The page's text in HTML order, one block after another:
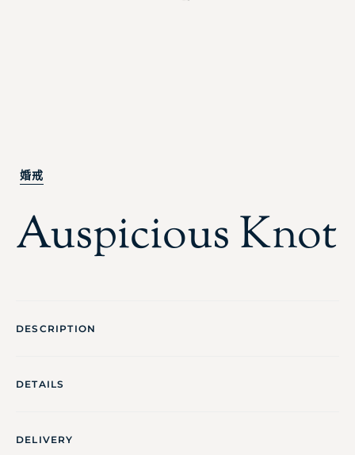
婚戒
Auspicious Knot
DESCRIPTION
DETAILS
DELIVERY